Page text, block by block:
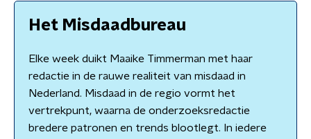
Het Misdaadbureau
Elke week duikt Maaike Timmerman met haar
redactie in de rauwe realiteit van misdaad in
Nederland. Misdaad in de regio vormt het
vertrekpunt, waarna de onderzoeksredactie
bredere patronen en trends blootlegt. In iedere